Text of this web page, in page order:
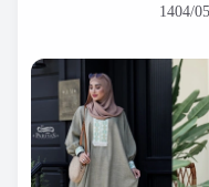
1404/